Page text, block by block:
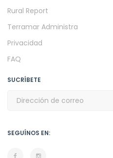
Rural Report
Terramar Administra
Privacidad
FAQ
SUCRÍBETE
SEGUÍNOS EN: